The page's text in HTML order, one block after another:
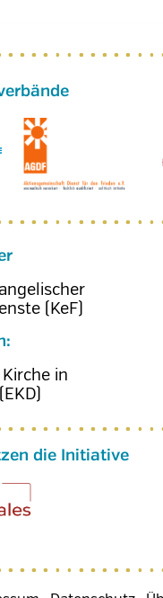
(KeF)
in
die Initiative